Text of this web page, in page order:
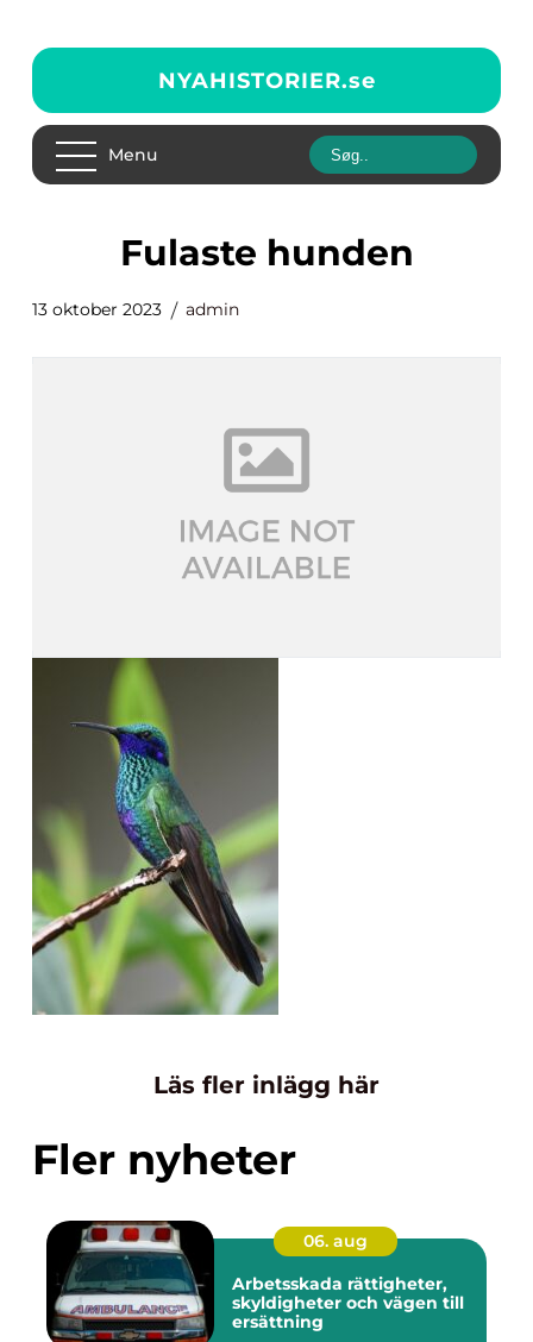
NYAHISTORIER.se
Menu
fulaste hunden
13 oktober 2023 admin
Läs fler inlägg här
Fler nyheter
06. aug
Arbetsskada rättigheter,
skyldigheter och vägen till
ersättning